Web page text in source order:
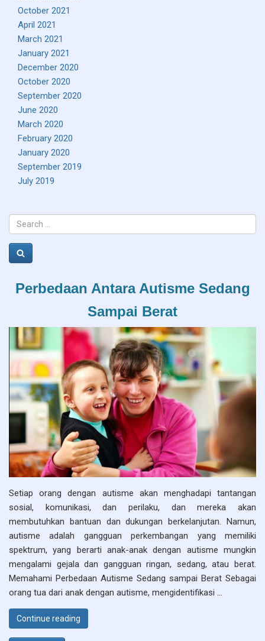
October 2021
April 2021
March 2021
January 2021
December 2020
October 2020
September 2020
June 2020
March 2020
February 2020
January 2020
September 2019
July 2019
Search
for:
Perbedaan Antara Autisme Sedang
Sampai Berat
Setiap orang dengan autisme akan menghadapi tantangan
sosial, komunikasi, dan perilaku, dan mereka akan
membutuhkan bantuan dan dukungan berkelanjutan. Namun,
autisme adalah gangguan perkembangan yang memiliki
spektrum, yang berarti anak-anak dengan autisme mungkin
mengalami gejala dan gangguan ringan, sedang, atau berat.
Memahami Perbedaan Autisme Sedang sampai Berat Sebagai
orang tua dari anak dengan autisme, mengidentifikasi …
Continue reading